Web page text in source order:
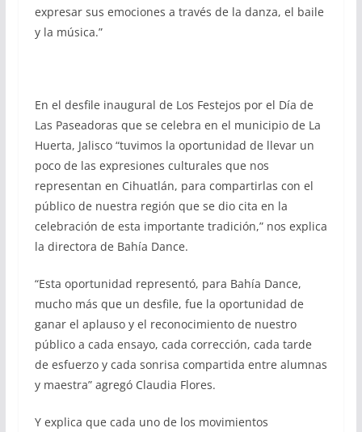
expresar sus emociones a través de la danza, el baile
y la música.”
En el desfile inaugural de Los Festejos por el Día de
Las Paseadoras que se celebra en el municipio de La
Huerta, Jalisco “tuvimos la oportunidad de llevar un
poco de las expresiones culturales que nos
representan en Cihuatlán, para compartirlas con el
público de nuestra región que se dio cita en la
celebración de esta importante tradición,” nos explica
la directora de Bahía Dance.
“Esta oportunidad representó, para Bahía Dance,
mucho más que un desfile, fue la oportunidad de
ganar el aplauso y el reconocimiento de nuestro
público a cada ensayo, cada corrección, cada tarde
de esfuerzo y cada sonrisa compartida entre alumnas
y maestra” agregó Claudia Flores.
Y explica que cada uno de los movimientos